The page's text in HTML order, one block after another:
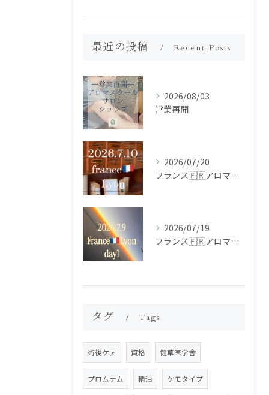
最近の投稿 Recent Posts
2026/08/03
営業再開
2026/07/20
フランス🇫🇷アロマ研修ツアー𝗱𝗮𝘆𝟮
2026/07/19
フランス🇫🇷アロマ研修ツアー𝗱𝗮𝘆𝟭
タグ Tags
術後ケア 資格 健草医学舎
プロムナム 精油 ケモタイプ